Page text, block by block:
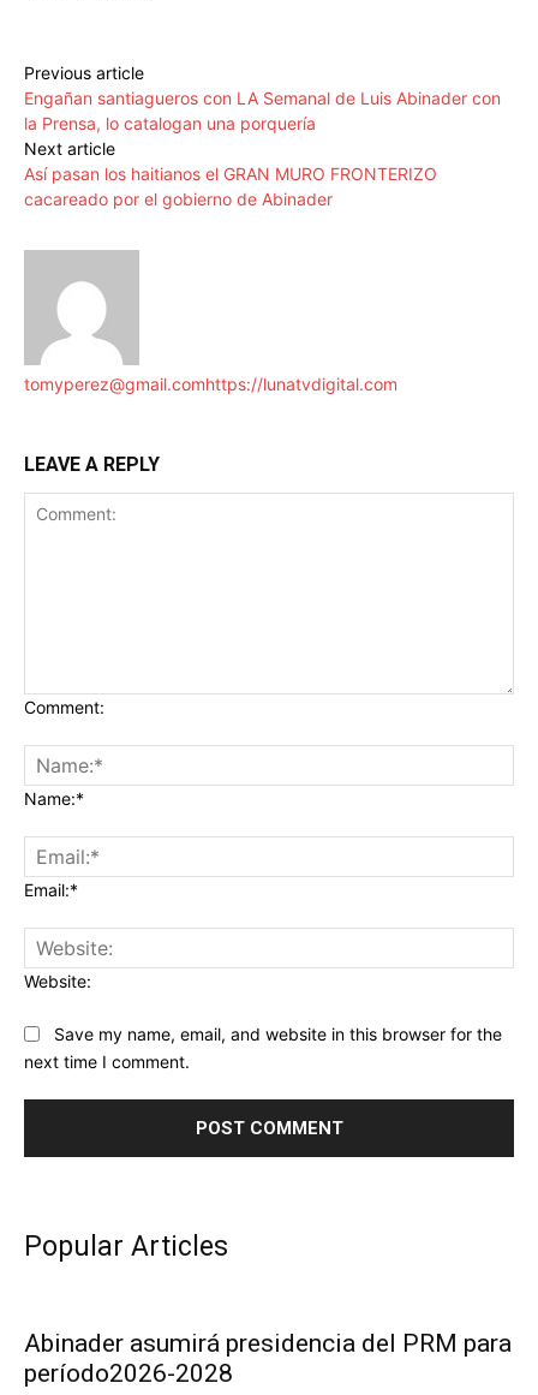
Previous article
Engañan santiagueros con LA Semanal de Luis Abinader con
la Prensa, lo catalogan una porquería
Next article
Así pasan los haitianos el GRAN MURO FRONTERIZO
cacareado por el gobierno de Abinader
tomyperez@gmail.comhttps://lunatvdigital.com
LEAVE A REPLY
Comment:
Name:*
Email:*
Website:
Save my name, email, and website in this browser for the
next time I comment.
Popular Articles
Abinader asumirá presidencia del PRM para
período2026-2028